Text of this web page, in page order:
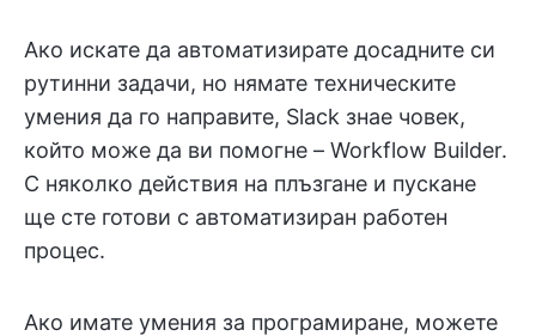
Ако искате да автоматизирате досадните си
рутинни задачи, но нямате техническите
умения да го направите, Slack знае човек,
който може да ви помогне – Workflow Builder.
С няколко действия на плъзгане и пускане
ще сте готови с автоматизиран работен
процес.
Ако имате умения за програмиране, можете